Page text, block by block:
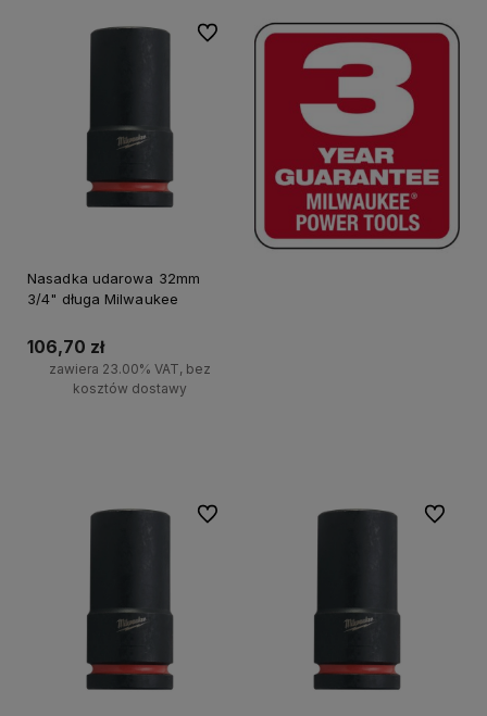
Nasadka udarowa 32mm
3/4" długa Milwaukee
106,70 zł
zawiera 23.00% VAT, bez
kosztów dostawy
Do ulubionych
Do ulubionych Do